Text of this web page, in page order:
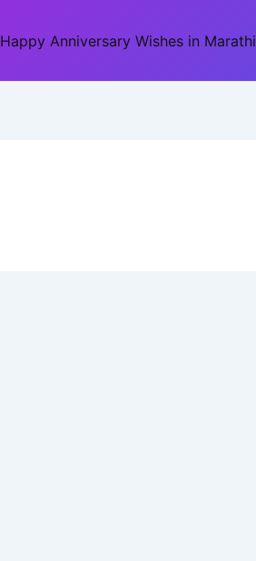
Happy Anniversary Wishes in Marathi